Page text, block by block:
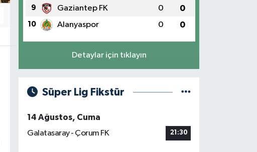
9 Gaziantep FK 0 0
10 Alanyaspor 0 0
Detaylar için tıklayın
Süper Lig Fikstür
14 Ağustos, Cuma
Galatasaray - Çorum FK
21:30